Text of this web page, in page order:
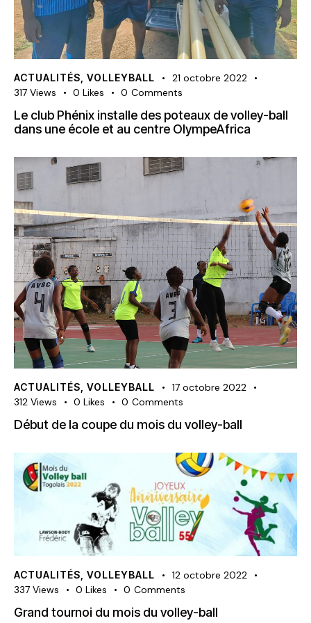
ACTUALITÉS VOLLEYBALL
21 octobre 2022
317 Views 0 Likes 0 Comments
Le club Phénix installe des poteaux de volley-ball
dans une école et au centre OlympeAfrica
ACTUALITÉS VOLLEYBALL
17 octobre 2022
312 Views 0 Likes 0 Comments
Début de la coupe du mois du volley-ball
ACTUALITÉS VOLLEYBALL
12 octobre 2022
337 Views 0 Likes 0 Comments
Grand tournoi du mois du volley-ball